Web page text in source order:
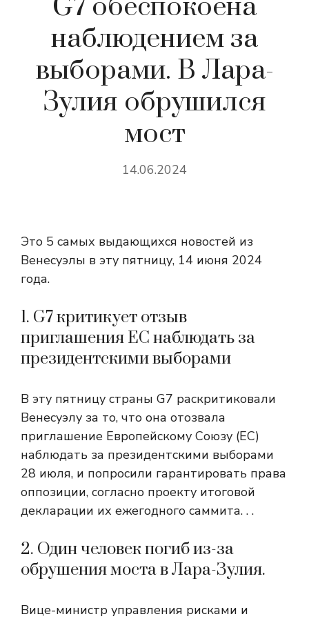
G7 обеспокоена
наблюдением за
выборами. В Лара-
Зулия обрушился
мост
14.06.2024
Это 5 самых выдающихся новостей из
Венесуэлы в эту пятницу, 14 июня 2024
года.
1. G7 критикует отзыв
приглашения ЕС наблюдать за
президентскими выборами
В эту пятницу страны G7 раскритиковали
Венесуэлу за то, что она отозвала
приглашение Европейскому Союзу (ЕС)
наблюдать за президентскими выборами
28 июля, и попросили гарантировать права
оппозиции, согласно проекту итоговой
декларации их ежегодного саммита. . .
2. Один человек погиб из-за
обрушения моста в Лара-Зулия.
Вице-министр управления рисками и